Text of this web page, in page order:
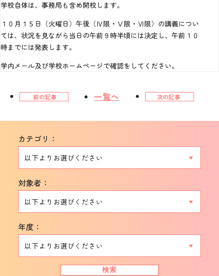
学校自体は、事務局も含め開校します。
１０月１５日（火曜日）午後（Ⅳ限・Ⅴ限・Ⅵ限）の講義につい
ては、状況を見ながら当日の午前９時半頃には決定し、午前１０
時までには発表します。
学内メール及び学校ホームページで確認をしてください。
前の記事 一覧へ 次の記事
カテゴリ：
対象者：
年度：
検索